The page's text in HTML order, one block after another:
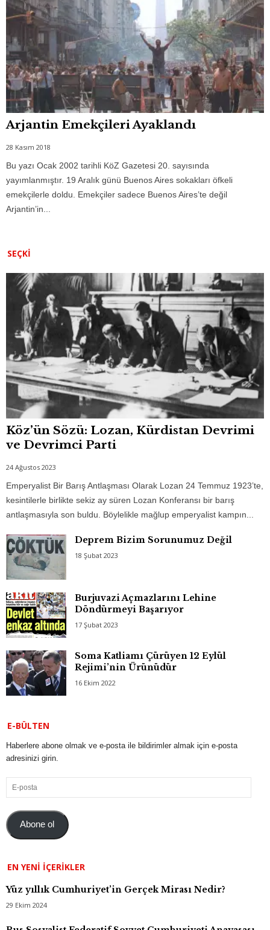
Arjantin Emekçileri Ayaklandı
28 Kasım 2018
Bu yazı Ocak 2002 tarihli KöZ Gazetesi 20. sayısında
yayımlanmıştır. 19 Aralık günü Buenos Aires sokakları öfkeli
emekçilerle doldu. Emekçiler sadece Buenos Aires’te değil
Arjantin’in...
SEÇKI
Köz’ün Sözü: Lozan, Kürdistan Devrimi
ve Devrimci Parti
24 Ağustos 2023
Emperyalist Bir Barış Antlaşması Olarak Lozan 24 Temmuz 1923’te,
kesintilerle birlikte sekiz ay süren Lozan Konferansı bir barış
antlaşmasıyla son buldu. Böylelikle mağlup emperyalist kampın...
Deprem Bizim Sorunumuz Değil
18 Şubat 2023
Burjuvazi Açmazlarını Lehine
Döndürmeyi Başarıyor
17 Şubat 2023
Soma Katliamı Çürüyen 12 Eylül
Rejimi’nin Ürünüdür
16 Ekim 2022
E-BÜLTEN
Haberlere abone olmak ve e-posta ile bildirimler almak için e-posta
adresinizi girin.
E-
posta
Abone ol
EN YENI İÇERIKLER
Yüz yıllık Cumhuriyet’in Gerçek Mirası Nedir?
29 Ekim 2024